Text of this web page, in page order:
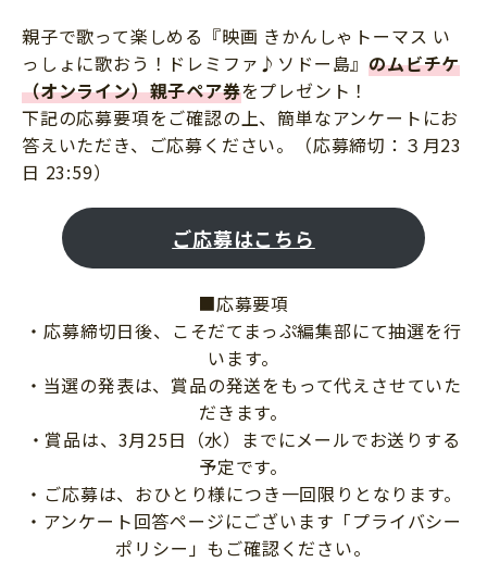
親子で歌って楽しめる『映画 きかんしゃトーマス い
っしょに歌おう！ドレミファ♪ソドー島』のムビチケ
（オンライン）親子ペア券をプレゼント！
下記の応募要項をご確認の上、簡単なアンケートにお
答えいただき、ご応募ください。（応募締切：３月23
日 23:59）
ご応募はこちら
■応募要項
・応募締切日後、こそだてまっぷ編集部にて抽選を行
います。
・当選の発表は、賞品の発送をもって代えさせていた
だきます。
・賞品は、3月25日（水）までにメールでお送りする
予定です。
・ご応募は、おひとり様につき一回限りとなります。
・アンケート回答ページにございます「プライバシー
ポリシー」もご確認ください。